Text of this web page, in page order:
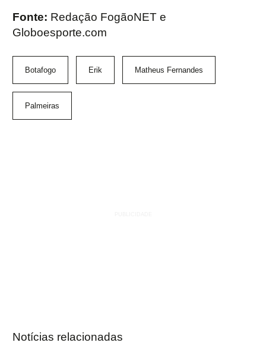
Fonte: Redação FogãoNET e
Globoesporte.com
Botafogo Erik Matheus Fernandes
Palmeiras
Notícias relacionadas